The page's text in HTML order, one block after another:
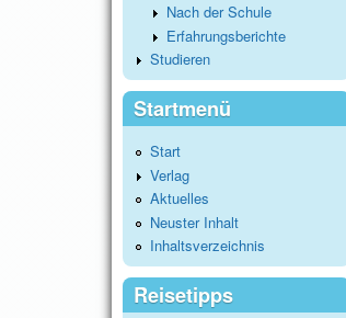
Nach der Schule
Erfahrungsberichte
Studieren
Startmenü
Start
Verlag
Aktuelles
Neuster Inhalt
Inhaltsverzeichnis
Reisetipps